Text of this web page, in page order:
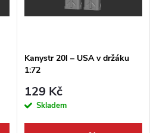
Kanystr 20l – USA v držáku
1:72
129 Kč
Skladem